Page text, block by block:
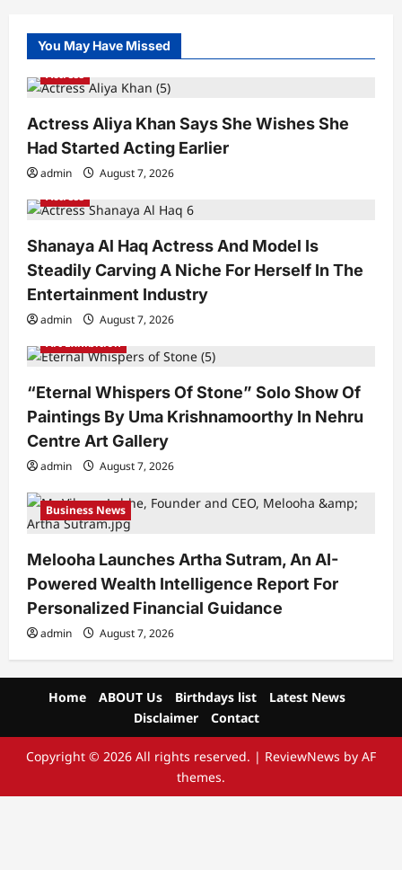
You May Have Missed
Actress
Actress Aliya Khan Says She Wishes She
Had Started Acting Earlier
admin
August 7, 2026
Actress
Shanaya Al Haq Actress And Model Is
Steadily Carving A Niche For Herself In The
Entertainment Industry
admin
August 7, 2026
Art Exhibition
“Eternal Whispers Of Stone” Solo Show Of
Paintings By Uma Krishnamoorthy In Nehru
Centre Art Gallery
admin August 7, 2026
Business News
Melooha Launches Artha Sutram, An AI-
Powered Wealth Intelligence Report For
Personalized Financial Guidance
admin August 7, 2026
Home ABOUT Us Birthdays list
Latest News
Disclaimer
Contact
Copyright © 2026 All rights reserved. | ReviewNews by AF
themes.